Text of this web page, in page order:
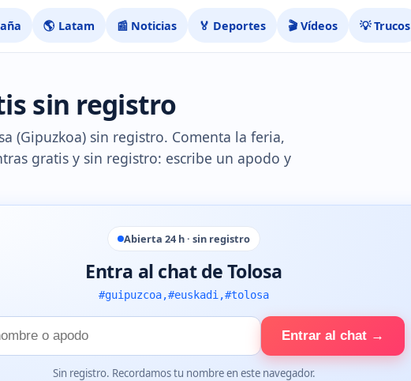
🌎 Latam 📰 Noticias 🏅 Deportes 🎬 Vídeos 💡 Trucos
sin registro
(Gipuzkoa) sin registro. Comenta la feria,
gratis y sin registro: escribe un apodo y
Abierta 24 h · sin registro
Entra al chat de Tolosa
#guipuzcoa,#euskadi,#tolosa
Entrar al chat →
Sin registro. Recordamos tu nombre en este navegador.